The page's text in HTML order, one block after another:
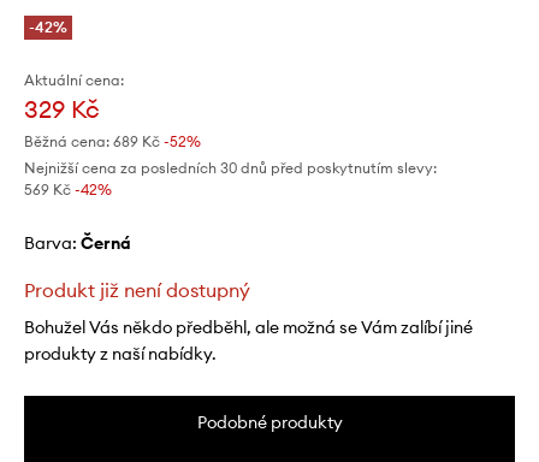
-42%
Aktuální cena:
329 Kč
Běžná cena: 689 Kč -52%
Nejnižší cena za posledních 30 dnů před poskytnutím slevy:
569 Kč -42%
Barva: černá
Produkt již není dostupný
Bohužel Vás někdo předběhl, ale možná se Vám zalíbí jiné
produkty z naší nabídky.
Podobné produkty